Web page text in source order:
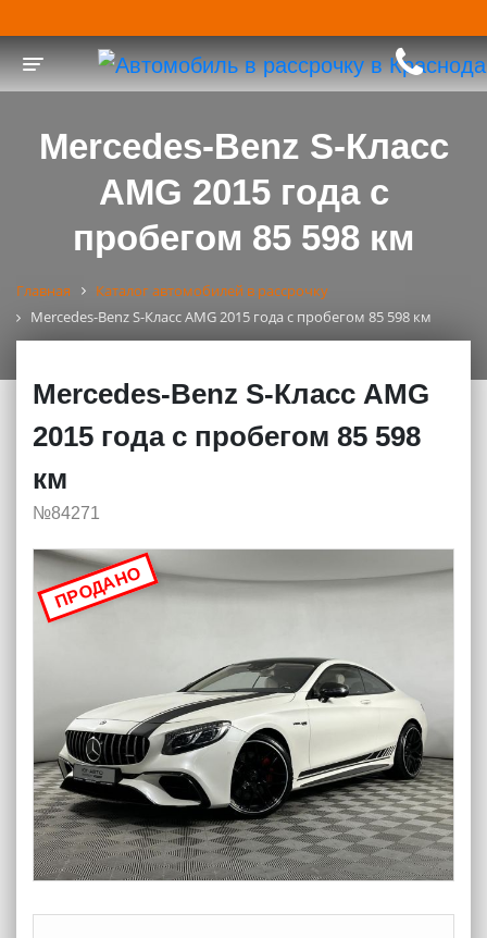
Toggle navigation
Mercedes-Benz S-Класс
AMG 2015 года с
пробегом 85 598 км
Главная
Каталог автомобилей в рассрочку
Mercedes-Benz S-Класс AMG 2015 года с пробегом 85 598 км
Mercedes-Benz S-Класс AMG
2015 года с пробегом 85 598
км
№84271
ПРОДАНО